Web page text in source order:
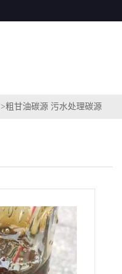
>粗甘油碳源 污水处理碳源